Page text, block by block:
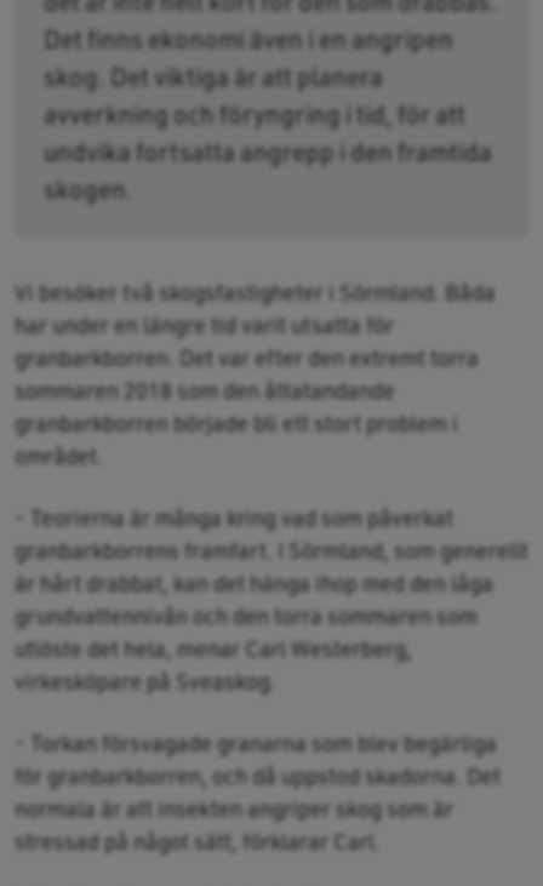
Det finns ekonomi även i en angripen
skog. Det viktiga är att planera
avverkning och föryngring i tid, för att
undvika fortsatta angrepp i den framtida
skogen.
Vi besöker två skogsfastigheter i Sörmland. Båda
har under en längre tid varit utsatta för
granbarkborren. Det var efter den extremt torra
sommaren 2018 som den åttatandande
granbarkborren började bli ett stort problem i
området.
- Teorierna är många kring vad som påverkat
granbarkborrens framfart. I Sörmland, som generellt
är hårt drabbat, kan det hänga ihop med den låga
grundvattennivån och den torra sommaren som
utlöste det hela, menar Carl Westerberg,
virkesköpare på Sveaskog.
- Torkan försvagade granarna som blev begärliga
för granbarkborren, och då uppstod skadorna. Det
normala är att insekten angriper skog som är
stressad på något sätt, förklarar Carl.